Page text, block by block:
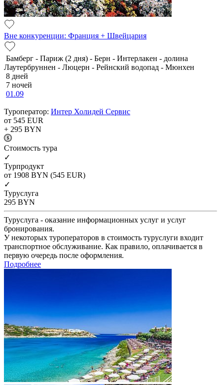
Вне конкуренции: Франция + Швейцария
Бамберг - Париж (2 дня) - Берн - Интерлакен - долина
Лаутербруннен - Люцерн - Рейнский водопад - Мюнхен
8 дней
7 ночей
01.09
Туроператор: Интер Холидей Сервис
от 545 EUR
+ 295 BYN
Cтоимость тура
✓
Турпродукт
от 1908 BYN (545 EUR)
✓
Туруслуга
295 BYN
Туруслуга - оказание информационных услуг и услуг
бронирования.
У некоторых туроператоров в стоимость туруслуги входит
транспортное обслуживание. Как правило, оплачивается в
первую очередь после оформления.
Подробнее